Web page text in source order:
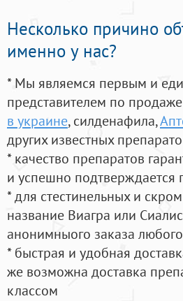
Несколько причино
именно у нас?
* Мы являемся первым и
представителем по
в украине, силденафила,
других известных
* качество препаратов
и успешно подтверждается
* для стестинельных и
название Виагра или
анонимныого заказа
* быстрая и удобная
же возможна доставка
классом